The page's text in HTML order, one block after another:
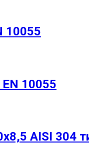
10055
10055
AISI 304